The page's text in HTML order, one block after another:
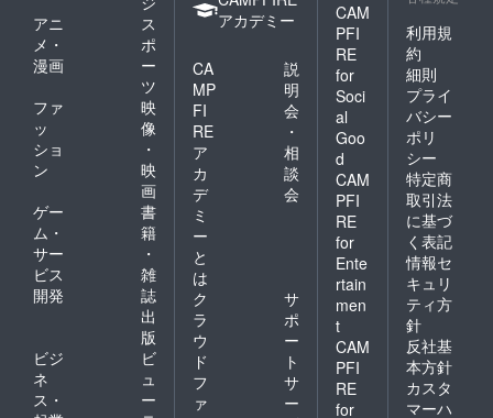
リコー
ス 通
称 焼
肉タッ
カンマ
リコー
18,000
円(税別)
・焼肉
としゃ
ぶしゃ
ぶコー
ス 通
称 焼
肉しゃ
ぶコー
22,000
円(税別)
・焼肉
と火鍋
アニ
メ・
漫画
ス
ポ
ー
ツ
ファ
ッ
ショ
ン
映
像
・
映
画
ゲー
ム・
サー
ビス
開発
書
籍
・
雑
誌
出
版
ビジ
ネ
ス・
ビ
ュ
ー
アカデミー
CA
MP
FI
RE
ア
カ
デ
ミ
ー
と
は
説
明
会
・
相
談
会
ク
ラ
ウ
ド
フ
ァ
サ
ポ
ー
ト
サ
ー
CAM
PFI
RE
for
Soci
al
Goo
d
CAM
PFI
RE
for
Ente
rtain
men
t
CAM
PFI
RE
for
利用規
約
細則
プライ
バシー
ポリ
シー
特定商
取引法
に基づ
く表記
情報セ
キュリ
ティ方
針
反社基
本方針
カスタ
マーハ